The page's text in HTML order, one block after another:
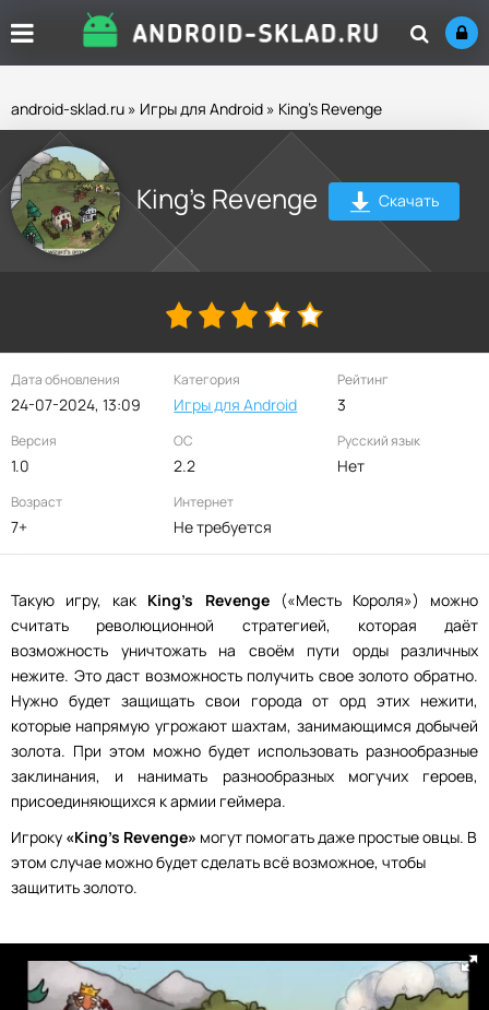
android-sklad.ru » Игры для Android » King's Revenge
King's Revenge Скачать
Дата обновления
24-07-2024, 13:09
Категория
Игры для Android
Рейтинг
3
Версия
1.0
ОС
2.2
Русский язык
Нет
Возраст
7+
Интернет
Не требуется
Такую игру, как King's Revenge(«Месть Короля») можно
считать революционной стратегией, которая даёт
возможность уничтожать на своём пути орды различных
нежите. Это даст возможность получить свое золото обратно.
Нужно будет защищать свои города от орд этих нежити,
которые напрямую угрожают шахтам, занимающимся добычей
золота. При этом можно будет использовать разнообразные
заклинания, и нанимать разнообразных могучих героев,
присоединяющихся к армии геймера.
Игроку «King's Revenge» могут помогать даже простые овцы. В
этом случае можно будет сделать всё возможное, чтобы
защитить золото.